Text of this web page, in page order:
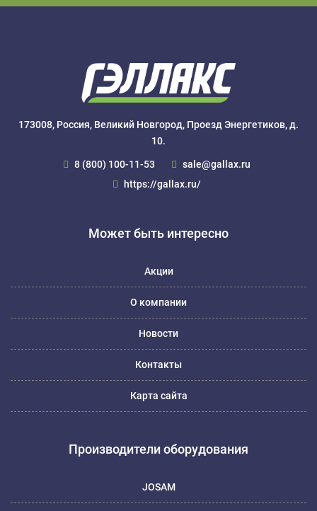
173008, Россия, Великий Новгород, Проезд Энергетиков, д.
10.
8 (800) 100-11-53
sale@gallax.ru
https://gallax.ru/
Может быть интересно
Акции
О компании
Новости
Контакты
Карта сайта
Производители оборудования
JOSAM